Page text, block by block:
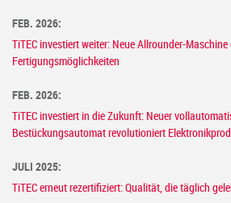
FEB. 2026:
TiTEC investiert weiter: Neue Allrounder-
Fertigungsmöglichkeiten
FEB. 2026:
TiTEC investiert in die Zukunft: Neuer
Bestückungsautomat revolutioniert
JULI 2025:
TiTEC erneut rezertifiziert: Qualität, die täglich